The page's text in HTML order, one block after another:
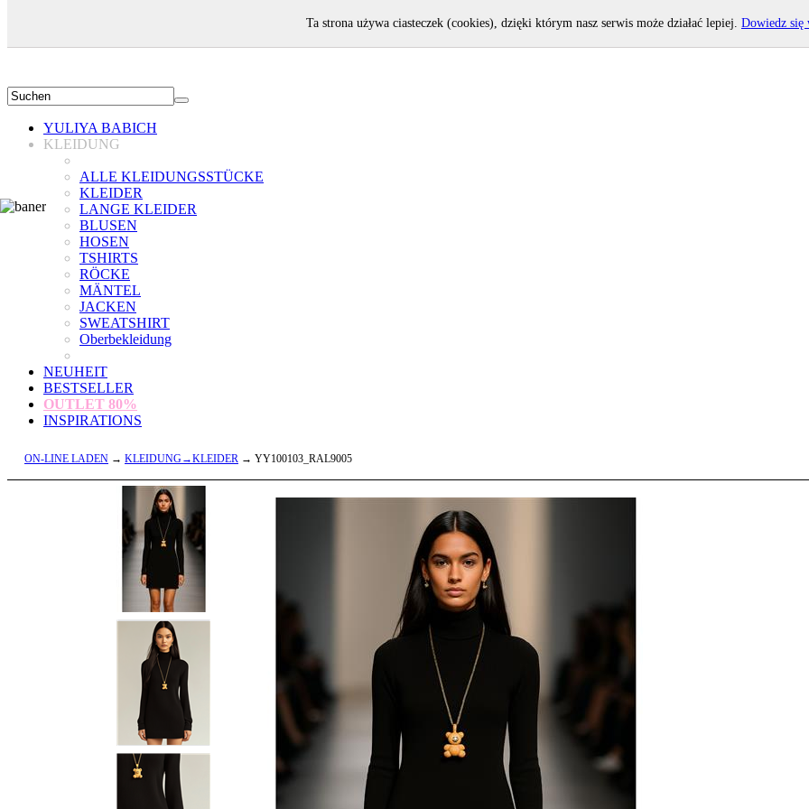
YULIYA BABICH
KLEIDUNG
ALLE KLEIDUNGSSTÜCKE
KLEIDER
LANGE KLEIDER
BLUSEN
HOSEN
TSHIRTS
RÖCKE
MÄNTEL
JACKEN
SWEATSHIRT
Oberbekleidung
NEUHEIT
BESTSELLER
OUTLET 80%
INSPIRATIONS
ON-LINE LADEN → KLEIDUNG→KLEIDER → YY100103_RAL9005
Ta strona używa ciasteczek (cookies), dzięki którym nasz serwis może działać lepiej. Dowiedz się